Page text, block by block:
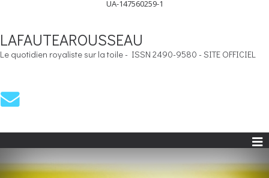
UA-147560259-1
LAFAUTEAROUSSEAU
Le quotidien royaliste sur la toile - ISSN 2490-9580 - SITE OFFICIEL